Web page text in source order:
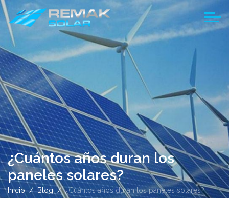
¿Cuántos años duran los
paneles solares?
Inicio Blog ¿Cuántos años duran los paneles solares?